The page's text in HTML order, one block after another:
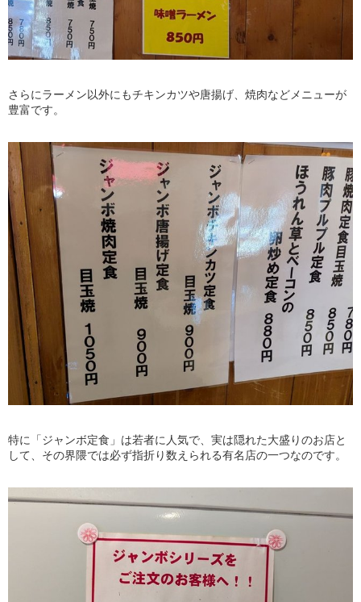
さらにラーメン以外にもチキンカツや唐揚げ、焼肉などメニューが
豊富です。
特に「ジャンボ定食」は若者に人気で、実は隠れた大盛りのお店と
して、その界隈では必ず指折り数えられる有名店の一つなのです。